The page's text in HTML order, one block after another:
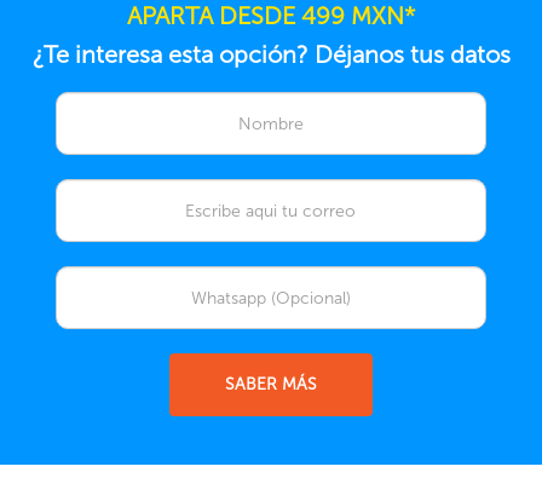
APARTA DESDE 499 MXN*
¿Te interesa esta opción? Déjanos tus datos
SABER MÁS